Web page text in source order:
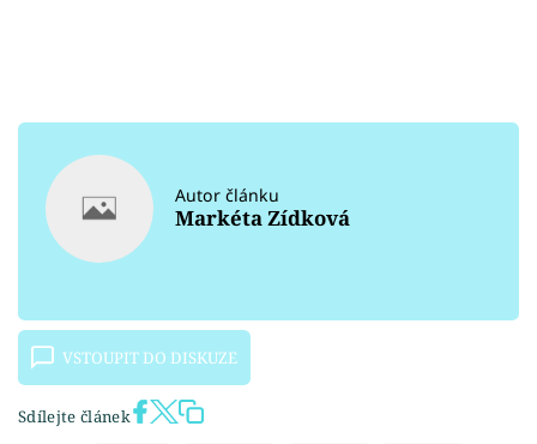
Autor článku
Markéta Zídková
VSTOUPIT DO DISKUZE
Sdílejte článek